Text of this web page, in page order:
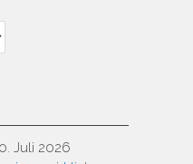
Juli 2026